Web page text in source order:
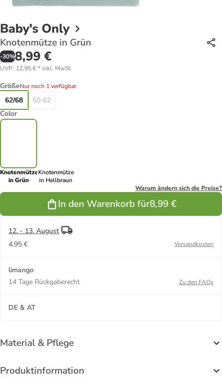
Baby's Only
Knotenmütze in Grün
-30%8,99 €
UVP: 12,95 €* inkl. MwSt.
GrößeNur noch 1 verfügbar
62/68
50-62
Color
Knotenmütze
in Grün
Knotenmütze
in Hellbraun
Warum ändern sich die Preise?
In den Warenkorb für8,99 €
12. - 13. August
4,95 €
Versandkosten
limango
14 Tage Rückgaberecht
Zu den FAQs
DE & AT
Material & Pflege
Produktinformation